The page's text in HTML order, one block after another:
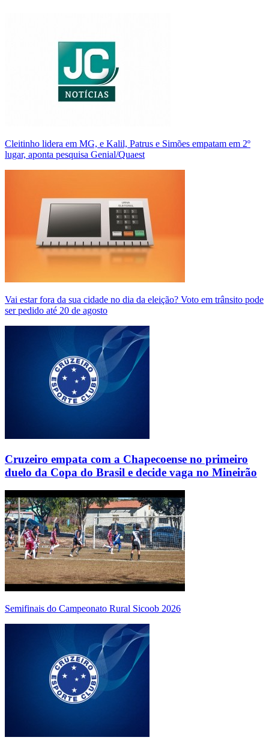
Cleitinho lidera em MG, e Kalil, Patrus e Simões empatam em 2º
lugar, aponta pesquisa Genial/Quaest
Vai estar fora da sua cidade no dia da eleição? Voto em trânsito pode
ser pedido até 20 de agosto
Cruzeiro empata com a Chapecoense no primeiro
duelo da Copa do Brasil e decide vaga no Mineirão
Semifinais do Campeonato Rural Sicoob 2026